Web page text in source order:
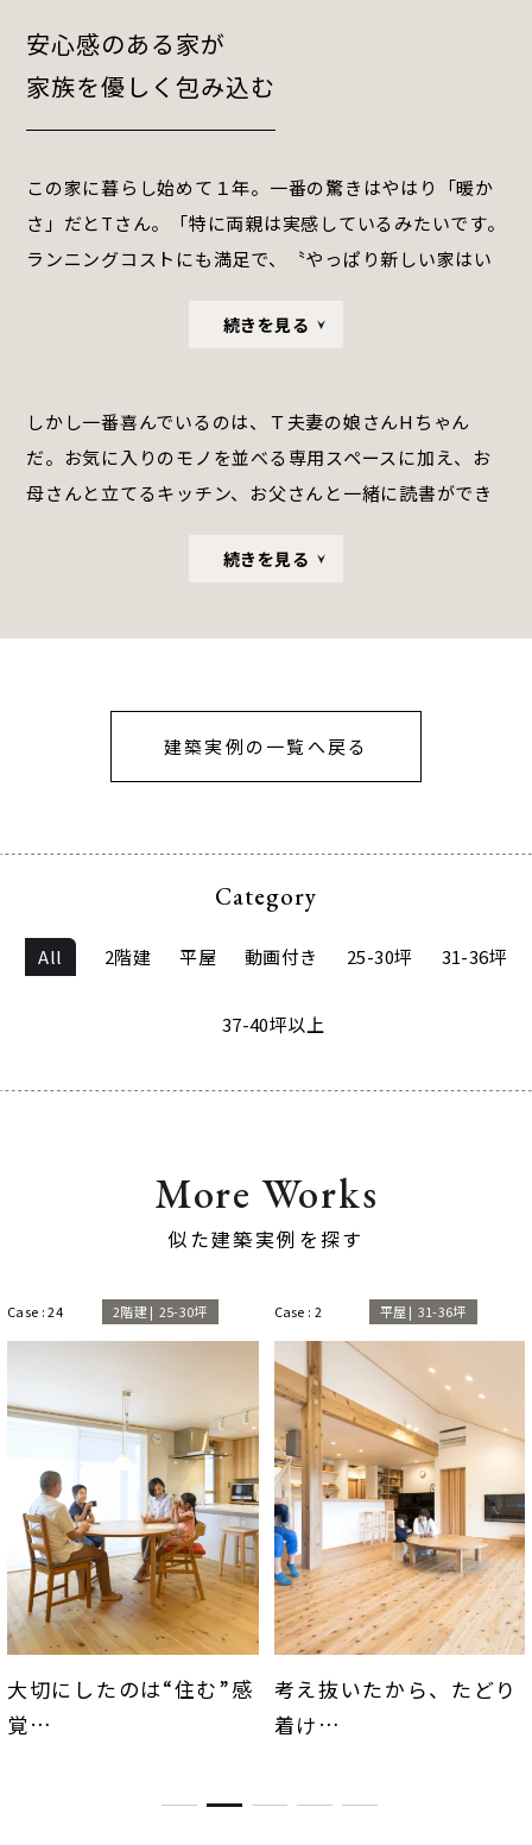
安心感のある家が
家族を優しく包み込む
この家に暮らし始めて１年。一番の驚きはやはり「暖か
さ」だとTさん。「特に両親は実感しているみたいです。
ランニングコストにも満足で、〝やっぱり新しい家はい
「いいねぇ、立派やねぇ」と大興奮だったとか。
続きを見る
しかし一番喜んでいるのは、Ｔ夫妻の娘さんHちゃん
だ。お気に入りのモノを並べる専用スペースに加え、お
母さんと立てるキッチン、お父さんと一緒に読書ができ
おじいちゃん、おばあちゃんもいてくれる。取材中も天
とりひとりにとっても、この家づくりはいい思い出、い
続きを見る
建築実例の一覧へ戻る
Category
All 2階建 平屋 動画付き 25-30坪 31-36坪
37-40坪以上
More Works
似た建築実例を探す
Case : 2 平屋| 31-36坪
考え抜いたから、たどり
着け
Case : 8 2階建 | 37-40坪以上
子どもたちの声がめざま
し時計